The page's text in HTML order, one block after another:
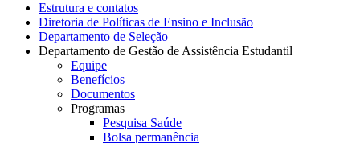
Estrutura e contatos
Diretoria de Políticas de Ensino e Inclusão
Departamento de Seleção
Departamento de Gestão de Assistência Estudantil
Equipe
Benefícios
Documentos
Programas
Pesquisa Saúde
Bolsa permanência